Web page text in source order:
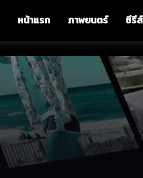
หน้าแรก ภาพยนตร์ ซีรีส์